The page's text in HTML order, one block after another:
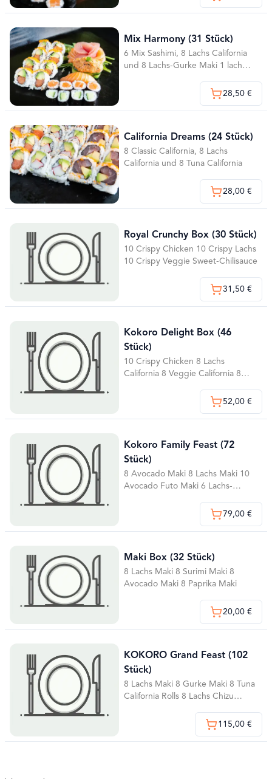
Mix Harmony (31 Stück)
6 Mix Sashimi, 8 Lachs California
und 8 Lachs-Gurke Maki 1 lach
28,50 €
California Dreams (24 Stück)
8 Classic California, 8 Lachs
California und 8 Tuna California
28,00 €
Royal Crunchy Box (30 Stück)
10 Crispy Chicken 10 Crispy Lachs
10 Crispy Veggie Sweet-Chilisauce
31,50 €
Kokoro Delight Box (46
Stück)
10 Crispy Chicken 8 Lachs
California 8 Veggie California 8
1 Lachs Nigiri 1 Tuna Nigiri 1
Avocado Nigiri 1 Gurke Nigiri 2
52,00 €
Kokoro Family Feast (72
Stück)
8 Avocado Maki 8 Lachs Maki 10
Avocado Futo Maki 6 Lachs-
California 10 Crispy Chicken 8
Spice Tuna California 4 Lachs-Tuna
Hühnersuppe
79,00 €
Maki Box (32 Stück)
8 Lachs Maki 8 Surimi Maki 8
Avocado Maki 8 Paprika Maki
20,00 €
KOKORO Grand Feast (102
Stück)
8 Lachs Maki 8 Gurke Maki 8 Tuna
California Rolls 8 Lachs Chizu
Rolls 8 Veggie Spring Rolls Reis 6
Lachs Roll Rucola 2 Avocado Nigiri
115,00 €